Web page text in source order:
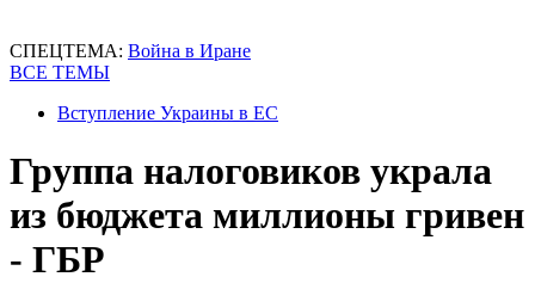
СПЕЦТЕМА: Война в Иране
ВСЕ ТЕМЫ
Вступление Украины в ЕС
Группа налоговиков украла
из бюджета миллионы гривен
- ГБР